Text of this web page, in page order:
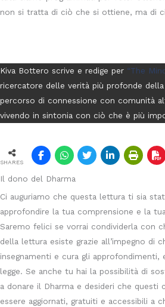
non si tratta di ciò che si ottiene, ma di
Kiva Bottero scrive e redige per “The
ricercatore delle verità più profonde
percorso di connessione con comunità
vivendo in sintonia con ciò che è più
SHARES
Il dono del Dharma
Ci auguriamo che questa lettura ti sia
approfondire la tua comprensione e la
Saremo felici se vorrai condividerla con
della lettura esiste grazie all’impegno di
insegnamenti e cura gli approfondimenti,
legge. Se anche tu hai la possibilità di
a donare il Dharma e desideri che
essere aggiornati, gratuiti e accessibili a